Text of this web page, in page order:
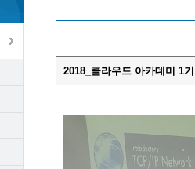
2018_클라우드 아카데미 1